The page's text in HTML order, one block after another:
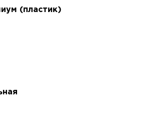
(пластик)